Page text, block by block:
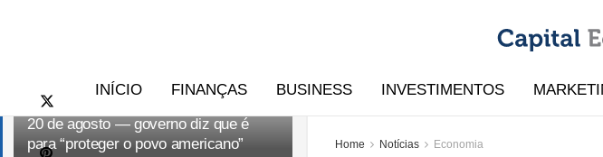
Novo programa dos EUA prevê
caução de até US$ 15 mil a partir de
20 de agosto — governo diz que é
para “proteger o povo americano”
INÍCIO FINANÇAS BUSINESS INVESTIMENTOS
Home Notícias Economia